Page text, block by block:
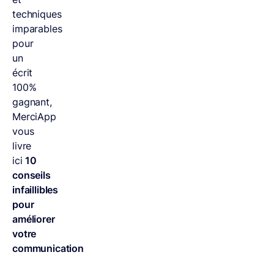
techniques
imparables
pour
un
écrit
100%
gagnant,
MerciApp
vous
livre
ici10
conseils
infaillibles
pour
améliorer
votre
communication